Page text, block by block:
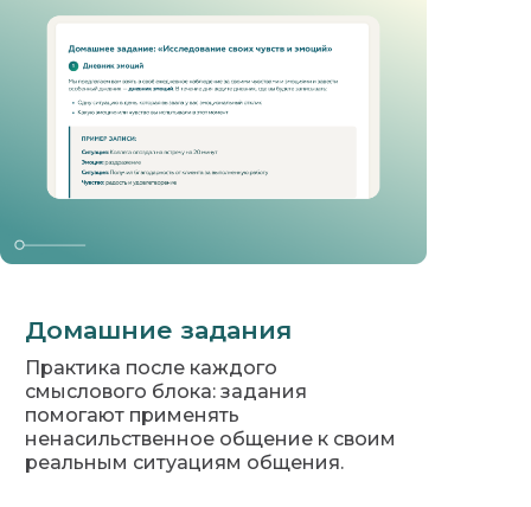
Домашние задания
Практика после каждого
смыслового блока: задания
помогают применять
ненасильственное общение к своим
реальным ситуациям общения.